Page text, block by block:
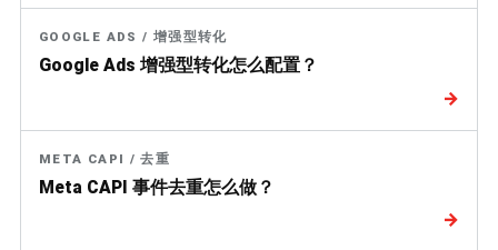
GOOGLE ADS / 增强型转化
Google Ads 增强型转化怎么配置？
→
META CAPI / 去重
Meta CAPI 事件去重怎么做？
→